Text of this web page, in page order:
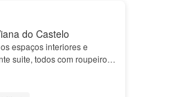
do Castelo
espaços interiores e
suite, todos com roupeiros